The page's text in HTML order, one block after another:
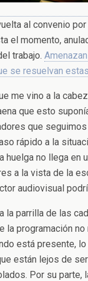
al convenio
el momento,
trabajo.
se resuelvan
me vino a la
que esto
que
rápido a la
huelga no llega en
a la vista de la
audiovisual
la parrilla de las
la programación
está presente,
están lejos de
Por su parte,